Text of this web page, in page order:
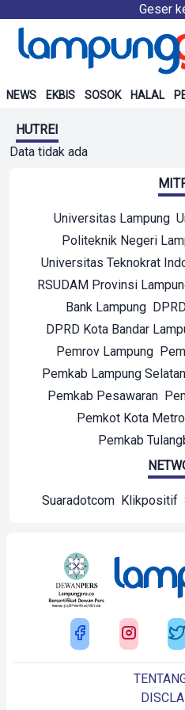
Geser
NEWS EKBIS SOSOK HALAL
HUTREI
Data tidak ada
Universitas Lampung
Politeknik Negeri
Universitas Teknokrat
RSUDAM Provinsi
Bank Lampung
DPRD Kota Bandar
Pemrov Lampung
Pemkab Lampung Selatan
Pemkab Pesawaran
Pemkot Kota Metro
Pemkab
Suaradotcom Klikpositif